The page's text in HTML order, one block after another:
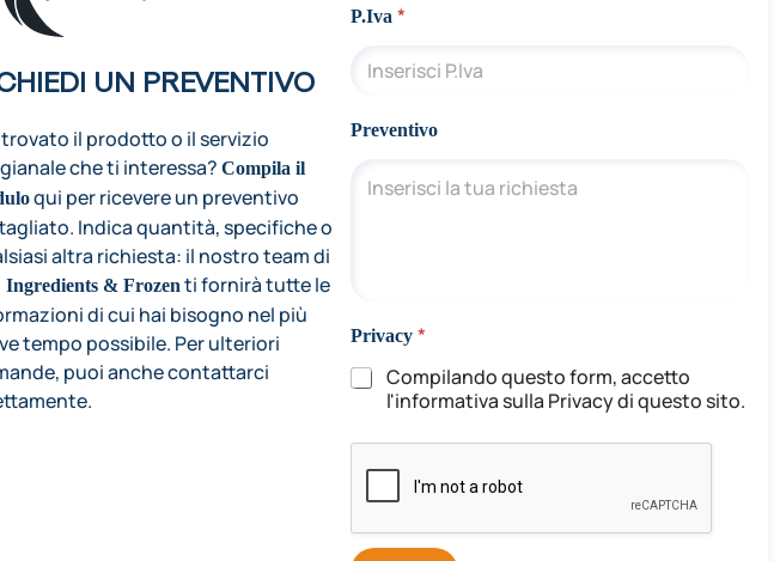
UN PREVENTIVO
trovato il prodotto o il servizio
che ti interessa? Compila il
qui per ricevere un preventivo
Indica quantità, specifiche o
altra richiesta: il nostro team di
& Frozenti fornirà tutte le
di cui hai bisogno nel più
tempo possibile. Per ulteriori
puoi anche contattarci
n
P.Iva *
Preventivo
Privacy *
Compilando questo form, accetto
l'informativa sulla Privacy di questo sito.